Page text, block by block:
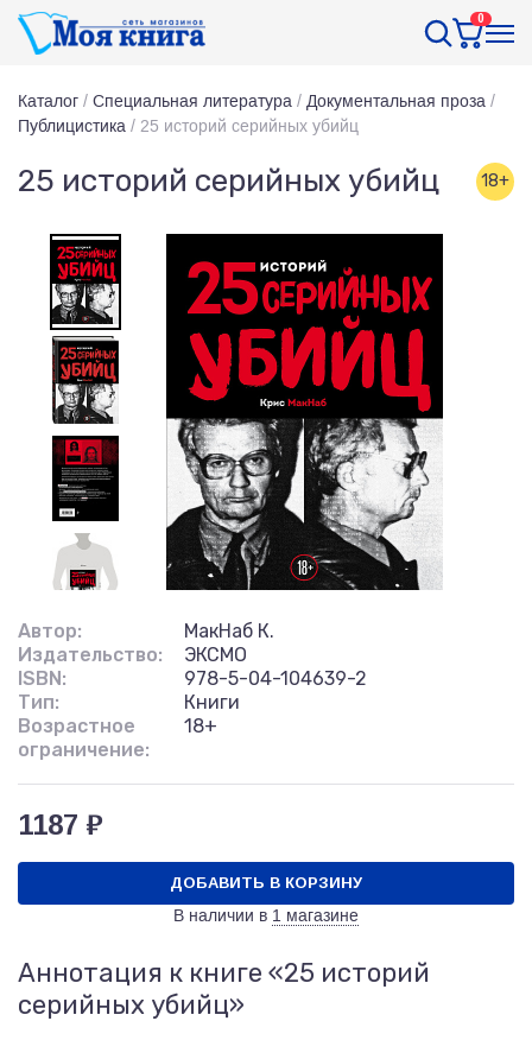
0
Каталог / Специальная литература / Документальная проза /
Публицистика / 25 историй серийных убийц
25 историй серийных убийц 18+
Автор:
МакНаб К.
Издательство:
ЭКСМО
ISBN:
978-5-04-104639-2
Тип:
Книги
Возрастное
ограничение:
18+
1187 ₽
ДОБАВИТЬ В КОРЗИНУ
В наличии в 1 магазине
Аннотация к книге «25 историй
серийных убийц»